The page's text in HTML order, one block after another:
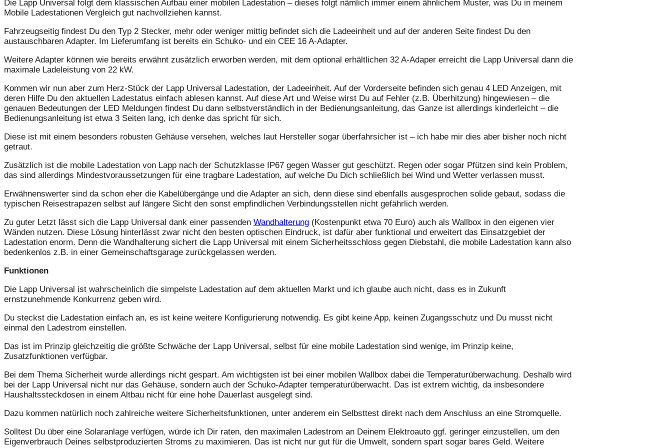
Die Lapp Universal folgt dem klassischen Aufbau einer mobilen Ladestation – dieses folgt nämlich immer einem ähnlichem Muster, was Du in meinem
Mobile Ladestationen Vergleich gut nachvollziehen kannst.
Fahrzeugseitig findest Du den Typ 2 Stecker, mehr oder weniger mittig befindet sich die Ladeeinheit und auf der anderen Seite findest Du den
austauschbaren Adapter. Im Lieferumfang ist bereits ein Schuko- und ein CEE 16 A-Adapter.
Weitere Adapter können wie bereits erwähnt zusätzlich erworben werden, mit dem optional erhältlichen 32 A-Adaper erreicht die Lapp Universal dann die
maximale Ladeleistung von 22 kW.
Kommen wir nun aber zum Herz-Stück der Lapp Universal Ladestation, der Ladeeinheit. Auf der Vorderseite befinden sich genau 4 LED Anzeigen, mit
deren Hilfe Du den aktuellen Ladestatus einfach ablesen kannst. Auf diese Art und Weise wirst Du auf Fehler (z.B. Überhitzung) hingewiesen – die
genauen Bedeutungen der LED Meldungen findest Du dann selbstverständlich in der Bedienungsanleitung, das Ganze ist allerdings kinderleicht – die
Bedienungsanleitung ist etwa 3 Seiten lang, ich denke das spricht für sich.
Diese ist mit einem besonders robusten Gehäuse versehen, welches laut Hersteller sogar überfahrsicher ist – ich habe mir dies aber bisher noch nicht
getraut.
Zusätzlich ist die mobile Ladestation von Lapp nach der Schutzklasse IP67 gegen Wasser gut geschützt. Regen oder sogar Pfützen sind kein Problem,
das sind allerdings Mindestvoraussetzungen für eine tragbare Ladestation, auf welche Du Dich schließlich bei Wind und Wetter verlassen musst.
Erwähnenswerter sind da schon eher die Kabelübergänge und die Adapter an sich, denn diese sind ebenfalls ausgesprochen solide gebaut, sodass die
typischen Reisestrapazen selbst auf längere Sicht den sonst empfindlichen Verbindungsstellen nicht gefährlich werden.
Zu guter Letzt lässt sich die Lapp Universal dank einer passenden Wandhalterung (Kostenpunkt etwa 70 Euro) auch als Wallbox in den eigenen vier
Wänden nutzen. Diese Lösung hinterlässt zwar nicht den besten optischen Eindruck, ist dafür aber funktional und erweitert das Einsatzgebiet der
Ladestation enorm. Denn die Wandhalterung sichert die Lapp Universal mit einem Sicherheitsschloss gegen Diebstahl, die mobile Ladestation kann also
bedenkenlos z.B. in einer Gemeinschaftsgarage zurückgelassen werden.
Funktionen
Die Lapp Universal ist wahrscheinlich die simpelste Ladestation auf dem aktuellen Markt und ich glaube auch nicht, dass es in Zukunft
ernstzunehmende Konkurrenz geben wird.
Du steckst die Ladestation einfach an, es ist keine weitere Konfigurierung notwendig. Es gibt keine App, keinen Zugangsschutz und Du musst nicht
einmal den Ladestrom einstellen.
Das ist im Prinzip gleichzeitig die größte Schwäche der Lapp Universal, selbst für eine mobile Ladestation sind wenige, im Prinzip keine,
Zusatzfunktionen verfügbar.
Bei dem Thema Sicherheit wurde allerdings nicht gespart. Am wichtigsten ist bei einer mobilen Wallbox dabei die Temperaturüberwachung. Deshalb wird
bei der Lapp Universal nicht nur das Gehäuse, sondern auch der Schuko-Adapter temperaturüberwacht. Das ist extrem wichtig, da insbesondere
Haushaltssteckdosen in einem Altbau nicht für eine hohe Dauerlast ausgelegt sind.
Dazu kommen natürlich noch zahlreiche weitere Sicherheitsfunktionen, unter anderem ein Selbsttest direkt nach dem Anschluss an eine Stromquelle.
Solltest Du über eine Solaranlage verfügen, würde ich Dir raten, den maximalen Ladestrom an Deinem Elektroauto ggf. geringer einzustellen, um den
Eigenverbrauch Deines selbstproduzierten Stroms zu maximieren. Das ist nicht nur gut für die Umwelt, sondern spart sogar bares Geld. Weitere